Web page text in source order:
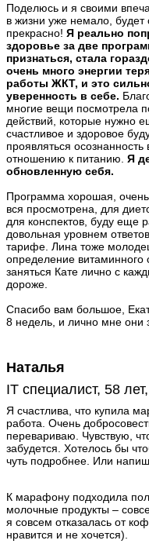
Поделюсь и я своими
в жизни уже немало,
прекрасно! Я реально
здоровье за две
признаться, стала
очень много энергии
работы ЖКТ, и это
уверенность в себе.
многие вещи посмотрела
действий, которые нужно
счастливое и здоровое
проявляться
отношению к питанию. Я
обновленную себя.
Программа хорошая,
вся просмотрена, для
для конспектов, буду еще
довольная уровнем
тарифе. Лина тоже
определение витаминного
заняться Кате лично с
дороже.
Спасибо вам большое,
8 недель, и лично мне они
Наталья
IT специалист, 58
Я счастлива, что купила
работа. Очень
перевариваю. Чувствую,
забудется. Хотелось бы
чуть подробнее. Или
К марафону подходила
молочные продукты –
я совсем отказалась от
нравится и не хочется).